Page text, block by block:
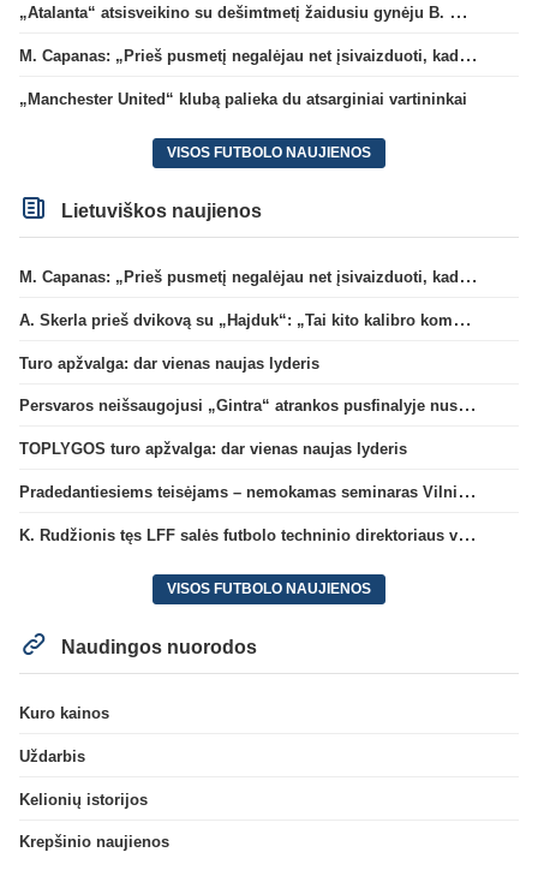
„Atalanta“ atsisveikino su dešimtmetį žaidusiu gynėju B. Djimsiti
M. Capanas: „Prieš pusmetį negalėjau net įsivaizduoti, kad žaisime prieš „Hajduk“
„Manchester United“ klubą palieka du atsarginiai vartininkai
VISOS FUTBOLO NAUJIENOS
Lietuviškos naujienos
M. Capanas: „Prieš pusmetį negalėjau net įsivaizduoti, kad žaisime prieš „Hajduk“
A. Skerla prieš dvikovą su „Hajduk“: „Tai kito kalibro komanda“
Turo apžvalga: dar vienas naujas lyderis
Persvaros neišsaugojusi „Gintra“ atrankos pusfinalyje nusileido Škotijos čempionėms
TOPLYGOS turo apžvalga: dar vienas naujas lyderis
Pradedantiesiems teisėjams – nemokamas seminaras Vilniuje šį penktadienį
K. Rudžionis tęs LFF salės futbolo techninio direktoriaus veiklą
VISOS FUTBOLO NAUJIENOS
Naudingos nuorodos
Kuro kainos
Uždarbis
Kelionių istorijos
Krepšinio naujienos